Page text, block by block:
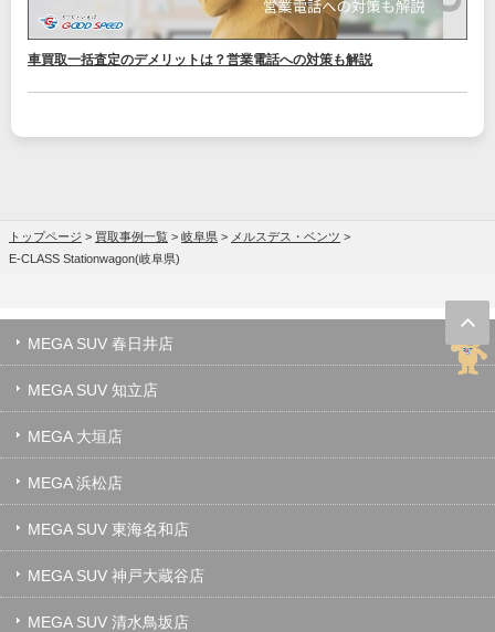
車買取一括査定のデメリットは？営業電話への対策も解説
トップページ > 買取事例一覧 > 岐阜県 > メルスデス・ベンツ >
E-CLASS Stationwagon(岐阜県)
MEGA SUV 春日井店
MEGA SUV 知立店
MEGA 大垣店
MEGA 浜松店
MEGA SUV 東海名和店
MEGA SUV 神戸大蔵谷店
MEGA SUV 清水鳥坂店